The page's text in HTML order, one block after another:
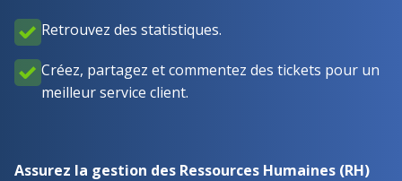
Retrouvez des statistiques.
Créez, partagez et commentez des tickets pour un
meilleur service client.
Assurez la gestion des Ressources Humaines (RH)